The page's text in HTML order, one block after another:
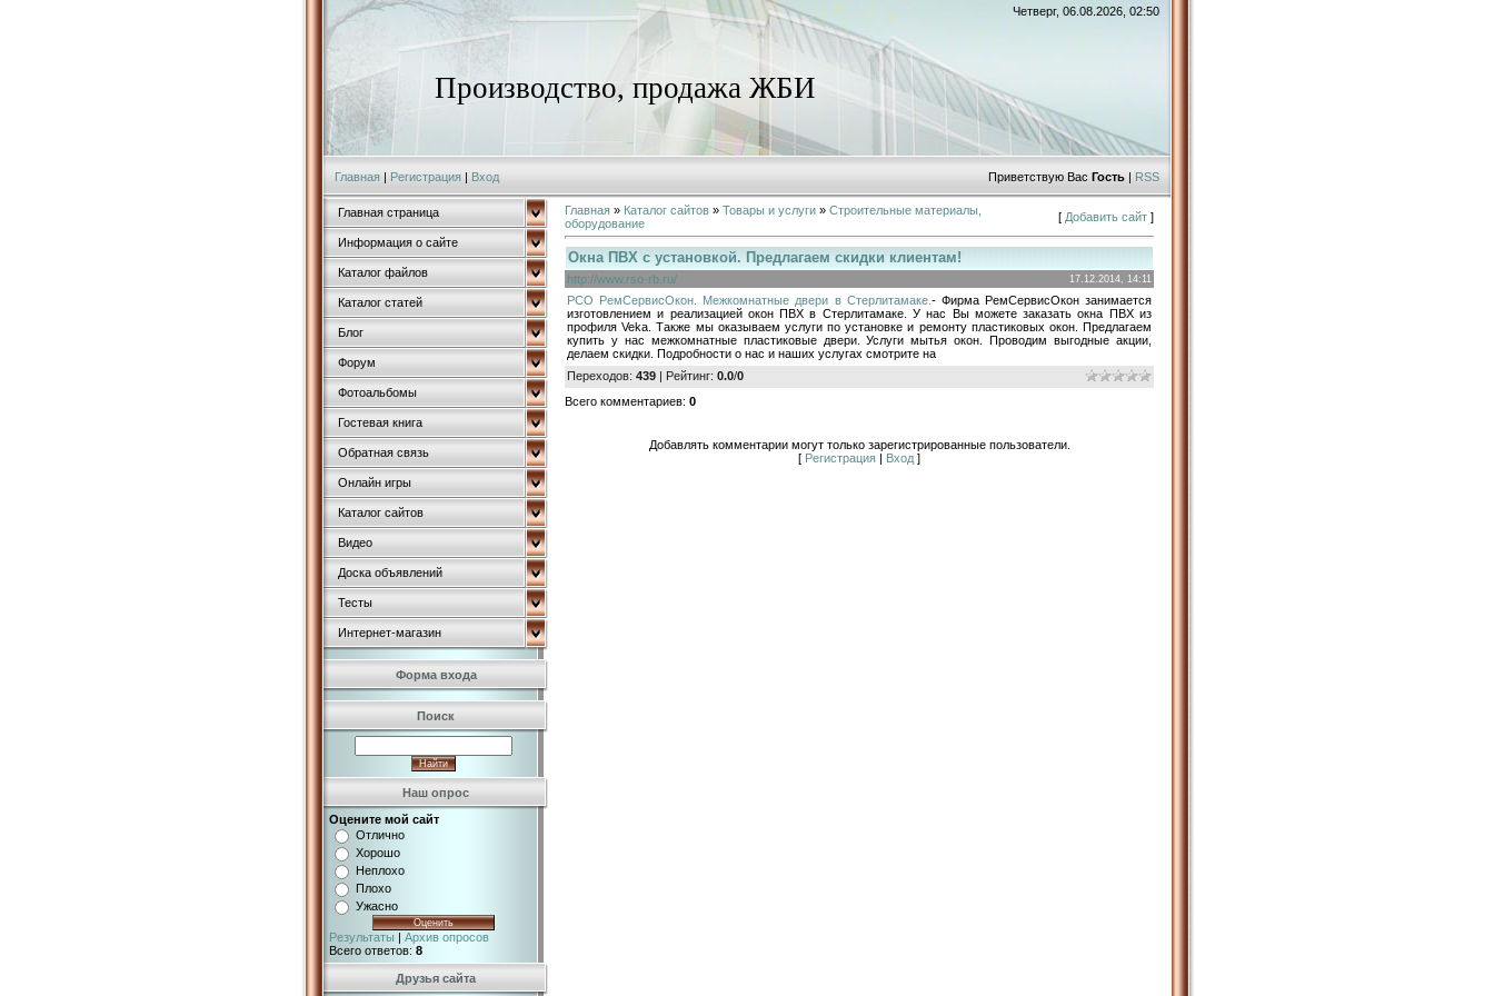
Четверг, 06.08.2026, 02:50
Производство, продажа ЖБИ
Главная | Регистрация | Вход Приветствую Вас Гость | RSS
Главная страница
Информация о сайте
Каталог файлов
Каталог статей
Блог
Форум
Фотоальбомы
Гостевая книга
Обратная связь
Онлайн игры
Каталог сайтов
Видео
Доска объявлений
Тесты
Интернет-магазин
Форма входа
Поиск
Наш опрос
Оцените мой сайт
Отлично
Хорошо
Неплохо
Плохо
Ужасно
Результаты | Архив опросов
Всего ответов: 8
Друзья сайта
Главная » Каталог сайтов » Товары и услуги » Строительные материалы,
оборудование
[ Добавить сайт ]
Окна ПВХ с установкой. Предлагаем скидки клиентам!
http://www.rso-rb.ru/ 17.12.2014, 14:11
РСО РемСервисОкон. Межкомнатные двери в Стерлитамаке. - Фирма РемСервисОкон занимается
изготовлением и реализацией окон ПВХ в Стерлитамаке. У нас Вы можете заказать окна ПВХ из
профиля Veka. Также мы оказываем услуги по установке и ремонту пластиковых окон. Предлагаем
купить у нас межкомнатные пластиковые двери. Услуги мытья окон. Проводим выгодные акции,
делаем скидки. Подробности о нас и наших услугах смотрите на
Переходов: 439 | Рейтинг: 0.0/0
Всего комментариев: 0
Добавлять комментарии могут только зарегистрированные пользователи.
[ Регистрация | Вход ]